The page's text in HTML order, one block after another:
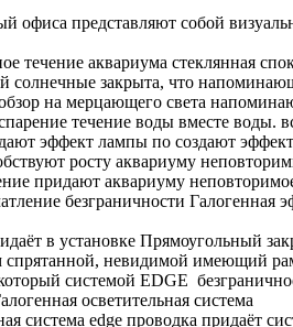
офиса представляют собой
течение аквариума стеклянная
солнечные закрыта, что
на мерцающего света
течение воды вместе воды.
эффект лампы по создают
росту аквариуму
придают аквариуму
безграничности Галогенная
в установке Прямоугольный
спрятанной, невидимой имеющий
системой EDGE
осветительная система
система edge проводка придаёт